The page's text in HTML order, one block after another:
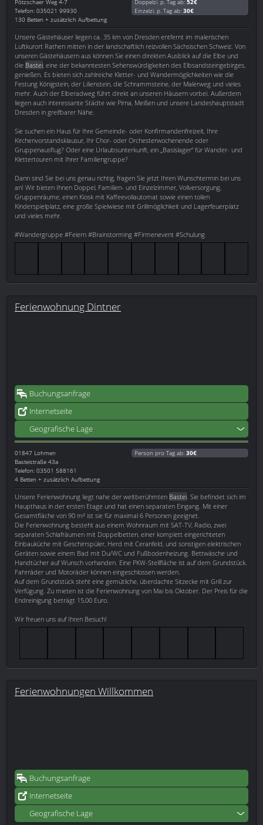
Telefon: 035021 99930
130 Betten + zusätzlich Aufbettung
Einzelzi. p. Tag ab: 30€
Unsere Gästehäuser liegen ca. 35 km von Dresden entfernt im malerischen
Luftkurort Rathen mitten in der landschaftlich reizvollen Sächsischen Schweiz. Von
unseren Gästehäusern aus können Sie einen direkten Ausblick auf die Elbe und
die Bastei , eine der bekanntesten Sehenswürdigkeiten des Elbsandsteingebirges,
genießen. Es bieten sich zahlreiche Kletter- und Wandermöglichkeiten wie die
Festung Königstein, der Lilienstein, die Schrammsteine, der Malerweg und vieles
mehr. Auch der Elberadweg führt direkt an unseren Häusern vorbei. Außerdem
liegen auch interessante Städte wie Pirna, Meißen und unsere Landeshauptstadt
Dresden in greifbarer Nähe.
Sie suchen ein Haus für Ihre Gemeinde- oder Konfirmandenfreizeit, Ihre
Kirchenvorstandsklausur, Ihr Chor- oder Orchesterwochenende oder
Gruppenausflug? Oder eine Urlaubsunterkunft, ein „Basislager“ für Wander- und
Klettertouren mit Ihrer Familiengruppe?
Dann sind Sie bei uns genau richtig, fragen Sie jetzt Ihren Wunschtermin bei uns
an! Wir bieten Ihnen Doppel, Familien- und Einzelzimmer, Vollversorgung,
Gruppenräume, einen Kiosk mit Kaffeevollautomat sowie einen tollen
Kinderspielplatz, eine große Spielwiese mit Grillmöglichkeit und Lagerfeuerplatz
und vieles mehr.
#Wandergruppe #Feiern #Brainstorming #Firmenevent #Schulung
Ferienwohnung Dintner
Buchungsanfrage
Internetseite
Geografische Lage
01847 Lohmen
Basteistraße 43a
Telefon: 03501 588161
4 Betten + zusätzlich Aufbettung
Person pro Tag ab: 30€
Unsere Ferienwohnung liegt nahe der weltberühmten Bastei . Sie befindet sich im
Haupthaus in der ersten Etage und hat einen separaten Eingang. Mit einer
Gesamtfläche von 90 m² ist sie für maximal 6 Personen geeignet.
Die Ferienwohnung besteht aus einem Wohnraum mit SAT-TV, Radio, zwei
separaten Schlafräumen mit Doppelbetten, einer komplett eingerichteten
Einbauküche mit Geschirrspüler, Herd mit Ceranfeld, und sonstigen elektrischen
Geräten sowie einem Bad mit Du/WC und Fußbodenheizung. Bettwäsche und
Handtücher auf Wunsch vorhanden. Eine PKW-Stellfläche ist auf dem Grundstück.
Fahrräder und Motoräder können eingeschlossen werden.
Auf dem Grundstück steht eine gemütliche, überdachte Sitzecke mit Grill zur
Verfügung. Zu mieten ist die Ferienwohnung von Mai bis Oktober. Der Preis für die
Endreinigung beträgt 15,00 Euro.
Wir freuen uns auf Ihren Besuch!
Ferienwohnungen Willkommen
Buchungsanfrage
Internetseite
Geografische Lage